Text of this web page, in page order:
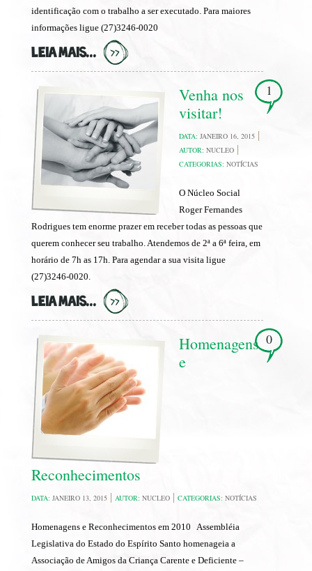
identificação com o trabalho a ser executado. Para maiores
informações ligue (27)3246-0020
LEIA MAIS...
Venha nos
visitar!
DATA: JANEIRO 16, 2015
AUTOR: NUCLEO
CATEGORIAS: NOTÍCIAS
1
O Núcleo Social
Roger Fernandes
Rodrigues tem enorme prazer em receber todas as pessoas que
querem conhecer seu trabalho. Atendemos de 2ª a 6ª feira, em
horário de 7h as 17h. Para agendar a sua visita ligue
(27)3246-0020.
LEIA MAIS...
Homenagens
e
Reconhecimentos
DATA: JANEIRO 13, 2015 AUTOR: NUCLEO CATEGORIAS: NOTÍCIAS
0
Homenagens e Reconhecimentos em 2010 Assembléia
Legislativa do Estado do Espírito Santo homenageia a
Associação de Amigos da Criança Carente e Deficiente –